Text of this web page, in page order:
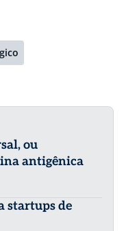
ou
antigênica
startups de